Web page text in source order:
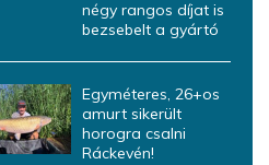
négy rangos díjat is
bezsebelt a gyártó
Egyméteres, 26+os
amurt sikerült
horogra csalni
Ráckevén!